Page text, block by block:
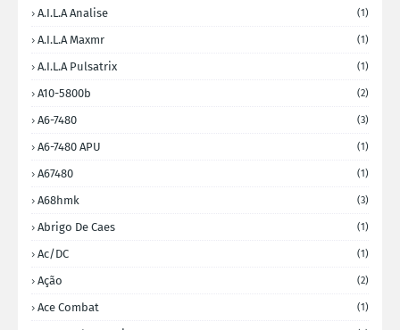
A.I.L.A Analise (1)
A.I.L.A Maxmr (1)
A.I.L.A Pulsatrix (1)
A10-5800b (2)
A6-7480 (3)
A6-7480 APU (1)
A67480 (1)
A68hmk (3)
Abrigo De Caes (1)
Ac/DC (1)
Ação (2)
Ace Combat (1)